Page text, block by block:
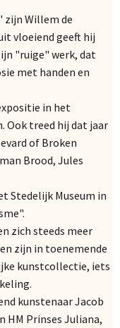
zijn Willem de
vloeiend geeft hij
"ruige" werk, dat
met handen en
in het
Ook treed hij dat jaar
of Broken
Brood, Jules
Stedelijk Museum in
zich steeds meer
zijn in toenemende
kunstcollectie, iets
kunstenaar Jacob
HM Prinses Juliana,